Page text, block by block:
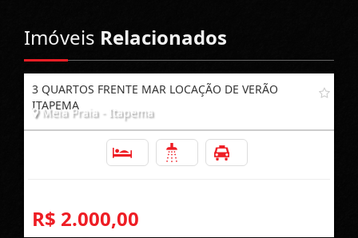
Imóveis Relacionados
3 QUARTOS FRENTE MAR LOCAÇÃO DE VERÃO
ITAPEMA
Meia Praia - Itapema
R$ 2.000,00